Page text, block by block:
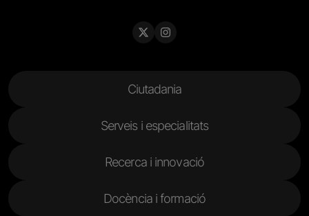
Ciutadania
Serveis i especialitats
Recerca i innovació
Docència i formació